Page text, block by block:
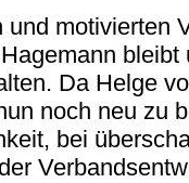
motivierten
Da Helge
noch neu zu
bei